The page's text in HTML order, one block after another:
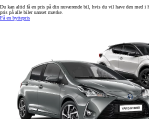
Du kan altid få en pris på din nuværende bil, hvis du vil have den med i
pris på alle biler uanset mærke.
Få en byttepris